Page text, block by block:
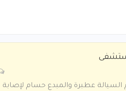
عطبرة والمبدع حسام لإصابة